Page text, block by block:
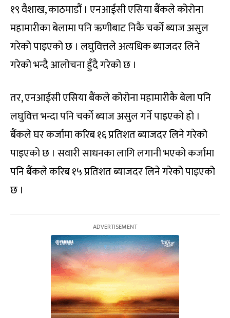
१९ वैशाख, काठमाडौं । एनआईसी एसिया बैंकले कोरोना
महामारीका बेलामा पनि ऋणीबाट निकै चर्को ब्याज असुल
गरेको पाइएको छ । लघुवित्तले अत्यधिक ब्याजदर लिने
गरेको भन्दै आलोचना हुँदै गरेको छ ।
तर, एनआईसी एसिया बैंकले कोरोना महामारीकै बेला पनि
लघुवित्त भन्दा पनि चर्को ब्याज असुल गर्ने पाइएको हो ।
बैंकले घर कर्जामा करिब १६ प्रतिशत ब्याजदर लिने गरेको
पाइएको छ । सवारी साधनका लागि लगानी भएको कर्जामा
पनि बैंकले करिब १५ प्रतिशत ब्याजदर लिने गरेको पाइएको
छ ।